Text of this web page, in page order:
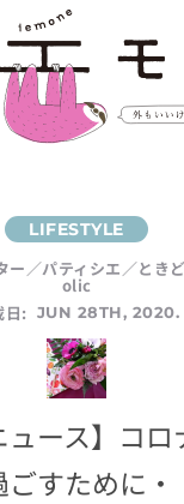
ー／パティシエ／とき
olic
日:
JUN 28TH, 2020.
ュース】コ
すために・